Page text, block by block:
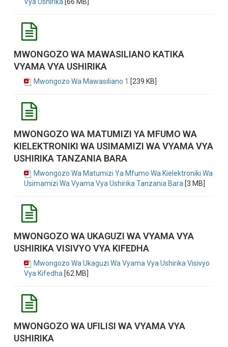
MWONGOZO WA MAWASILIANO KATIKA
VYAMA VYA USHIRIKA
Mwongozo Wa Mawasiliano 1 [239 KB]
MWONGOZO WA MATUMIZI YA MFUMO WA
KIELEKTRONIKI WA USIMAMIZI WA VYAMA VYA
USHIRIKA TANZANIA BARA
Mwongozo Wa Matumizi Ya Mfumo Wa Kielektroniki Wa
Usimamizi Wa Vyama Vya Ushirika Tanzania Bara [3 MB]
MWONGOZO WA UKAGUZI WA VYAMA VYA
USHIRIKA VISIVYO VYA KIFEDHA
Mwongozo Wa Ukaguzi Wa Vyama Vya Ushirika Visivyo
Vya Kifedha [62 MB]
MWONGOZO WA UFILISI WA VYAMA VYA
USHIRIKA